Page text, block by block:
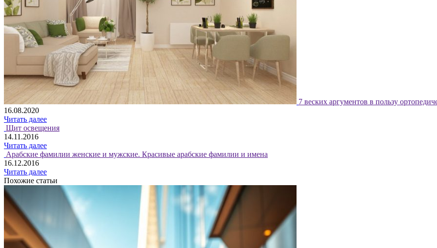
7 веских аргументов в пользу
16.08.2020
Читать далее
Щит освещения
14.11.2016
Читать далее
Арабские фамилии женские и мужские. Красивые арабские фамилии и имена
16.12.2016
Читать далее
Похожие статьи